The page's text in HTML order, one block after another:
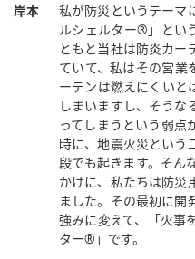
岸本
私が防災というテーマ
ルシェルター®︎」とい
ともと当社は防炎カー
ていて、私はその営業
ーテンは燃えにくいと
しまいますし、そうな
ってしまうという弱点
時に、地震火災という
段でも起きます。そん
かけに、私たちは防災
ました。その最初に開
強みに変えて、「火事
ター®︎」です。